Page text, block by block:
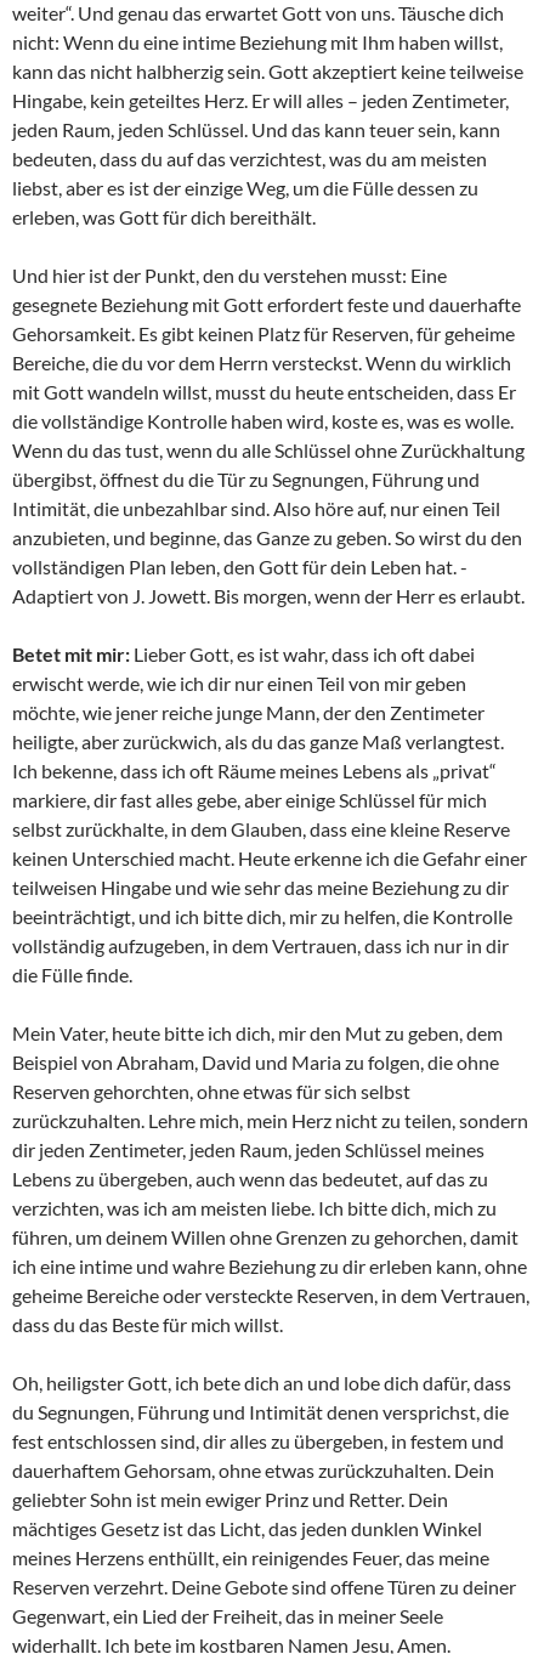
weiter“. Und genau das erwartet Gott von uns. Täusche dich
nicht: Wenn du eine intime Beziehung mit Ihm haben willst,
kann das nicht halbherzig sein. Gott akzeptiert keine teilweise
Hingabe, kein geteiltes Herz. Er will alles – jeden Zentimeter,
jeden Raum, jeden Schlüssel. Und das kann teuer sein, kann
bedeuten, dass du auf das verzichtest, was du am meisten
liebst, aber es ist der einzige Weg, um die Fülle dessen zu
erleben, was Gott für dich bereithält.
Und hier ist der Punkt, den du verstehen musst: Eine
gesegnete Beziehung mit Gott erfordert feste und dauerhafte
Gehorsamkeit. Es gibt keinen Platz für Reserven, für geheime
Bereiche, die du vor dem Herrn versteckst. Wenn du wirklich
mit Gott wandeln willst, musst du heute entscheiden, dass Er
die vollständige Kontrolle haben wird, koste es, was es wolle.
Wenn du das tust, wenn du alle Schlüssel ohne Zurückhaltung
übergibst, öffnest du die Tür zu Segnungen, Führung und
Intimität, die unbezahlbar sind. Also höre auf, nur einen Teil
anzubieten, und beginne, das Ganze zu geben. So wirst du den
vollständigen Plan leben, den Gott für dein Leben hat. -
Adaptiert von J. Jowett. Bis morgen, wenn der Herr es erlaubt.
Betet mit mir: Lieber Gott, es ist wahr, dass ich oft dabei
erwischt werde, wie ich dir nur einen Teil von mir geben
möchte, wie jener reiche junge Mann, der den Zentimeter
heiligte, aber zurückwich, als du das ganze Maß verlangtest.
Ich bekenne, dass ich oft Räume meines Lebens als „privat“
markiere, dir fast alles gebe, aber einige Schlüssel für mich
selbst zurückhalte, in dem Glauben, dass eine kleine Reserve
keinen Unterschied macht. Heute erkenne ich die Gefahr einer
teilweisen Hingabe und wie sehr das meine Beziehung zu dir
beeinträchtigt, und ich bitte dich, mir zu helfen, die Kontrolle
vollständig aufzugeben, in dem Vertrauen, dass ich nur in dir
die Fülle finde.
Mein Vater, heute bitte ich dich, mir den Mut zu geben, dem
Beispiel von Abraham, David und Maria zu folgen, die ohne
Reserven gehorchten, ohne etwas für sich selbst
zurückzuhalten. Lehre mich, mein Herz nicht zu teilen, sondern
dir jeden Zentimeter, jeden Raum, jeden Schlüssel meines
Lebens zu übergeben, auch wenn das bedeutet, auf das zu
verzichten, was ich am meisten liebe. Ich bitte dich, mich zu
führen, um deinem Willen ohne Grenzen zu gehorchen, damit
ich eine intime und wahre Beziehung zu dir erleben kann, ohne
geheime Bereiche oder versteckte Reserven, in dem Vertrauen,
dass du das Beste für mich willst.
Oh, heiligster Gott, ich bete dich an und lobe dich dafür, dass
du Segnungen, Führung und Intimität denen versprichst, die
fest entschlossen sind, dir alles zu übergeben, in festem und
dauerhaftem Gehorsam, ohne etwas zurückzuhalten. Dein
geliebter Sohn ist mein ewiger Prinz und Retter. Dein
mächtiges Gesetz ist das Licht, das jeden dunklen Winkel
meines Herzens enthüllt, ein reinigendes Feuer, das meine
Reserven verzehrt. Deine Gebote sind offene Türen zu deiner
Gegenwart, ein Lied der Freiheit, das in meiner Seele
widerhallt. Ich bete im kostbaren Namen Jesu, Amen.